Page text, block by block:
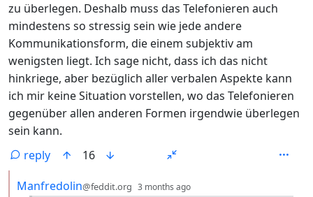
zu überlegen. Deshalb muss das Telefonieren auch
mindestens so stressig sein wie jede andere
Kommunikationsform, die einem subjektiv am
wenigsten liegt. Ich sage nicht, dass ich das nicht
hinkriege, aber bezüglich aller verbalen Aspekte kann
ich mir keine Situation vorstellen, wo das Telefonieren
gegenüber allen anderen Formen irgendwie überlegen
sein kann.
reply
16
by
Manfredolin@feddit.org 3 months ago